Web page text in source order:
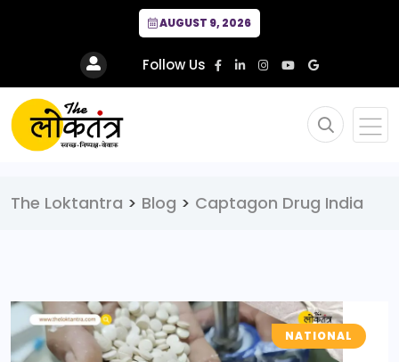
AUGUST 9, 2026
Follow Us
The Loktantra > Blog > Captagon Drug India
NATIONAL